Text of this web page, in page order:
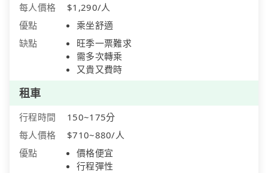
每人價格
$1,290/人
優點
乘坐舒適
缺點
旺季一票難求
需多次轉乘
又貴又費時
租車
行程時間
150~175分
每人價格
$710~880/人
優點
價格便宜
行程彈性